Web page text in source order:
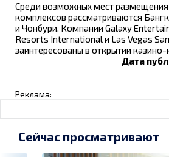
Среди возможных мест размещения
комплексов рассматриваются
и Чонбури. Компании Galaxy
Resorts International и Las Vegas
заинтересованы в открытии
Дата
Реклама:
Сейчас просматривают